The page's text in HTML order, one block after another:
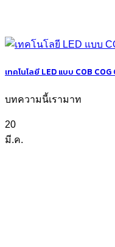
เทคโนโลยี LED แบบ COB
บทความนี้เรามาท
20
มี.ค.